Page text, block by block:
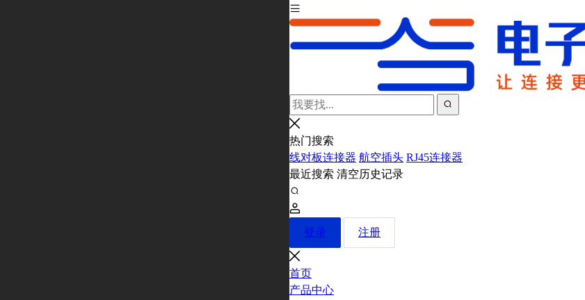
热门搜索
线对板连接器 航空插头 RJ45连接器
最近搜索 清空历史记录
登录 注册
首页
产品中心